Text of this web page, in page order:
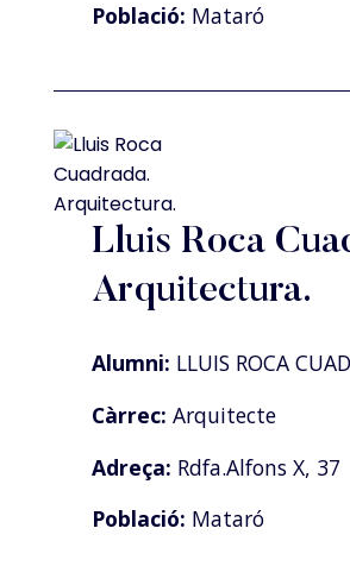
Població: Mataró
Lluis Roca
Arquitectura.
Alumni: LLUIS ROCA
Càrrec: Arquitecte
Adreça: Rdfa.Alfons X, 37
Població: Mataró